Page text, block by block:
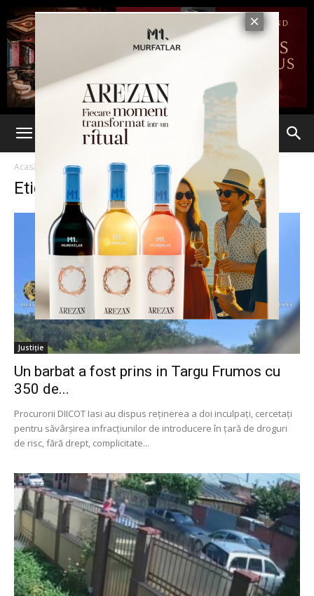
Acasă Etichete BCCO
Etichetă: BCCO
Justiție
Un barbat a fost prins in Targu Frumos cu
350 de...
Procurorii DIICOT Iasi au dispus reținerea a doi inculpați, cercetați
pentru săvârșirea infracțiunilor de introducere în țară de droguri
de risc, fără drept, complicitate...